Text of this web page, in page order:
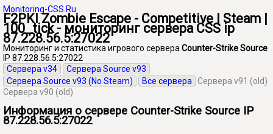
Monitoring-CSS.Ru
F2PKI Zombie Escape - Competitive | Steam |
100_tick - мониторинг сервера CSS ip
87.228.56.5:27022
Мониторинг и статистика игрового сервера Counter-Strike Source
IP 87.228.56.5:27022
Сервера v34
Сервера Source v93
Сервера Source v93 (No Steam)
Все сервера
Сервера v91 (old)
Сервера v90 (old)
Информация о сервере Counter-Strike Source IP
87.228.56.5:27022